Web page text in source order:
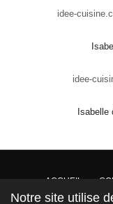
idee-
idee-
Isabelle
ACCUEIL
DROITS DE PROPRIÉTÉ :
Notre site utilise